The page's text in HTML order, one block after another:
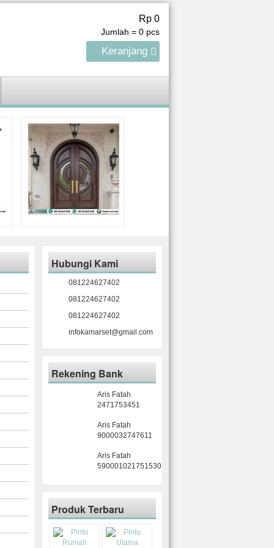
Rp 0
Jumlah = 0pcs
Keranjang
Hubungi Kami
081224627402
081224627402
081224627402
infokamarset@gmail.com
Rekening Bank
Aris Fatah
2471753451
Aris Fatah
9000032747611
Aris Fatah
590001021751530
Produk Terbaru